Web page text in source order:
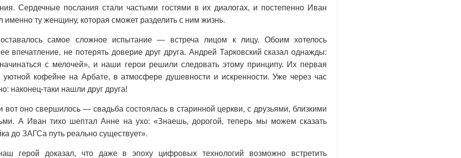
Сердечные послания стали частыми гостями в их диалогах, и постепенно Иван
именно ту женщину, которая сможет разделить с ним жизнь.
самое сложное испытание — встреча лицом к лицу. Обоим хотелось
впечатление, не потерять доверие друг друга. Андрей Тарковский сказал однажды:
с мелочей», и наши герои решили следовать этому принципу. Их первая
уютной кофейне на Арбате, в атмосфере душевности и искренности. Уже через час
наконец-таки нашли друг друга!
вот оно свершилось — свадьба состоялась в старинной церкви, с друзьями, близкими
А Иван тихо шептал Анне на ухо: «Знаешь, дорогой, теперь мы можем сказать
до ЗАГСа путь реально существует».
герой доказал, что даже в эпоху цифровых технологий возможно встретить